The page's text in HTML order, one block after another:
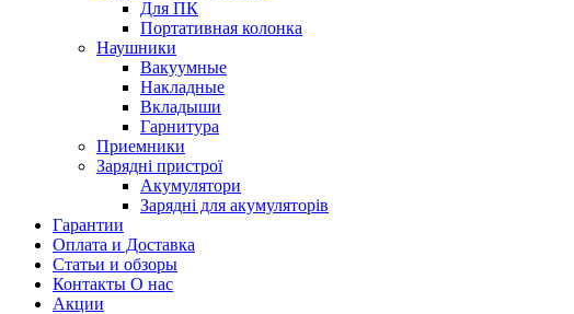
Для ПК
Портативная колонка
Наушники
Вакуумные
Накладные
Вкладыши
Гарнитура
Приемники
Зарядні пристрої
Акумулятори
Зарядні для акумуляторів
Гарантии
Оплата и Доставка
Статьи и обзоры
Контакты О нас
Акции